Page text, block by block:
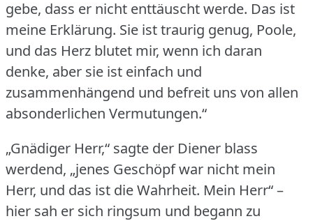
gebe, dass er nicht enttäuscht werde. Das ist
meine Erklärung. Sie ist traurig genug, Poole,
und das Herz blutet mir, wenn ich daran
denke, aber sie ist einfach und
zusammenhängend und befreit uns von allen
absonderlichen Vermutungen.“
„Gnädiger Herr,“ sagte der Diener blass
werdend, „jenes Geschöpf war nicht mein
Herr, und das ist die Wahrheit. Mein Herr“ –
hier sah er sich ringsum und begann zu